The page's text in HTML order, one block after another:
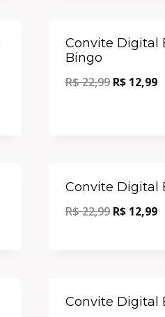
Convite Digital
Bingo
R$22,99 R$ 12,99
Convite Digital
R$22,99 R$ 12,99
Convite Digital